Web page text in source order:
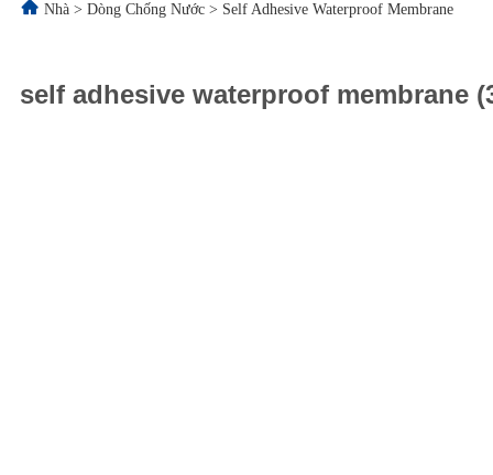
Nhà > Dòng Chống Nước > Self Adhesive Waterproof Membrane
self adhesive waterproof membrane